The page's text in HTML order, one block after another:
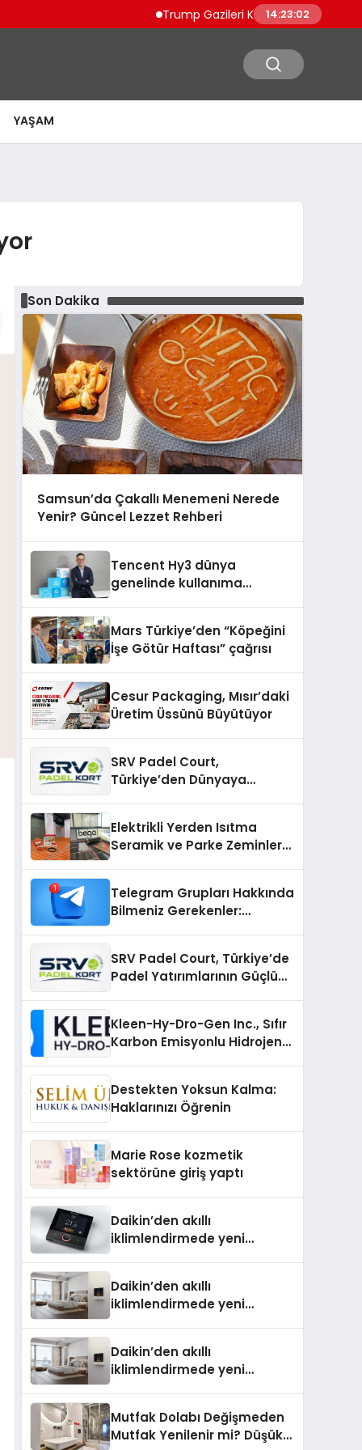
Trump Gazileri Kamyon Şoförü Yapacak
14:23:03
YAŞAM
Son Dakika
Samsun’da Çakallı Menemeni Nerede
Yenir? Güncel Lezzet Rehberi
Tencent Hy3 dünya
genelinde kullanıma
Mars Türkiye’den “Köpeğini
İşe Götür Haftası” çağrısı
Cesur Packaging, Mısır’daki
Üretim Üssünü Büyütüyor
SRV Padel Court,
Türkiye’den Dünyaya
Elektrikli Yerden Isıtma
Seramik ve Parke Zeminler
Telegram Grupları Hakkında
Bilmeniz Gerekenler:
SRV Padel Court, Türkiye’de
Padel Yatırımlarının Güçlü
Kleen-Hy-Dro-Gen Inc., Sıfır
Karbon Emisyonlu Hidrojen
Aldı
Destekten Yoksun Kalma:
Haklarınızı Öğrenin
Marie Rose kozmetik
sektörüne giriş yaptı
Daikin’den akıllı
iklimlendirmede yeni
Daikin’den akıllı
iklimlendirmede yeni
dostu tasarımıyla öne çıkan
Madoka ailesinin yeni nesil
teknolojilerle donatılmış son
modeli VRV kontrol ünitesi
Madoka Plus Türkiye’de
Daikin’den akıllı
iklimlendirmede yeni
dostu tasarımıyla öne çıkan
Madoka ailesinin yeni nesil
Mutfak Dolabı Değişmeden
Mutfak Yenilenir mi? Düşük